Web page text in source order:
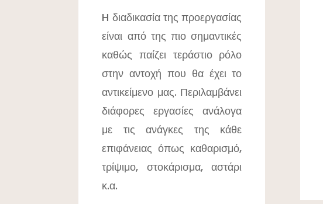
H διαδικασία της προεργασίας
είναι από της πιο σημαντικές
καθώς παίζει τεράστιο ρόλο
στην αντοχή που θα έχει το
αντικείμενο μας. Περιλαμβάνει
διάφορες εργασίες ανάλογα
με τις ανάγκες της κάθε
επιφάνειας όπως καθαρισμό,
τρίψιμο, στοκάρισμα, αστάρι
κ.α.